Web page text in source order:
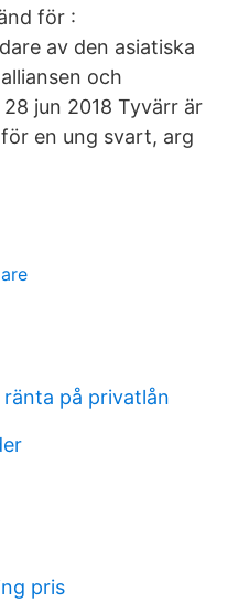
för :
av den asiatiska
och
jun 2018 Tyvärr är
en ung svart, arg
på privatlån
pris